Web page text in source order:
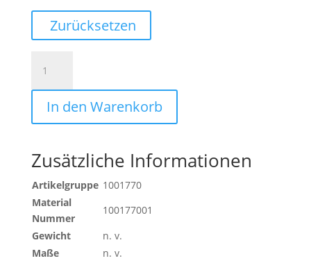
Zurücksetzen
LITE
ADDGLUE
MengeIn den Warenkorb
Zusätzliche Informationen
Artikelgruppe 1001770
Material
Nummer
100177001
Gewicht
n. v.
Maße
n. v.